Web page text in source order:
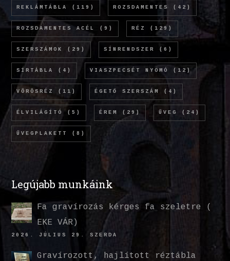
REKLÁMTÁBLA (119) ROZSDAMENTES (42)
ROZSDAMENTES ACÉL (9) RÉZ (129)
SZERSZÁMOK (29) SÍNRENDSZER (6)
SÍRTÁBLA (4) VIASZPECSÉT NYOMÓ (12)
VÖRÖSRÉZ (11) ÉGETŐ SZERSZÁM (4)
ÉLVILÁGÍTÓ (5) ÉREM (29) ÜVEG (24)
ÜVEGPLAKETT (8)
Legújabb munkáink
Fa gravírozás kérges fa szeletre (
EKE VÁR)
2026. JÚLIUS 29. SZERDA
Gravírozott, hajlított réztábla